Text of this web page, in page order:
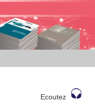
Ecoutez